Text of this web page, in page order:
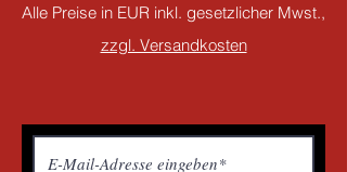
Alle Preise in EUR inkl. gesetzlicher Mwst.,
zzgl. Versandkosten